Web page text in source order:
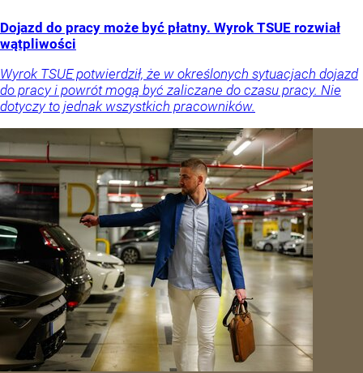
Dojazd do pracy może być płatny. Wyrok TSUE rozwiał
wątpliwości
Wyrok TSUE potwierdził, że w określonych sytuacjach dojazd
do pracy i powrót mogą być zaliczane do czasu pracy. Nie
dotyczy to jednak wszystkich pracowników.